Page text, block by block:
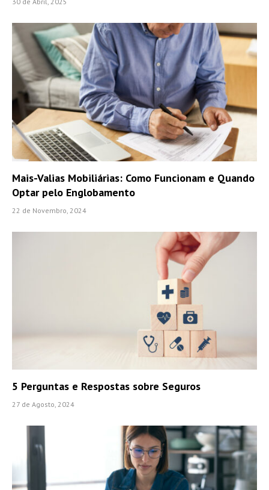
Mais-Valias Mobiliárias: Como Funcionam e Quando
Optar pelo Englobamento
22 de Novembro, 2024
5 Perguntas e Respostas sobre Seguros
27 de Agosto, 2024